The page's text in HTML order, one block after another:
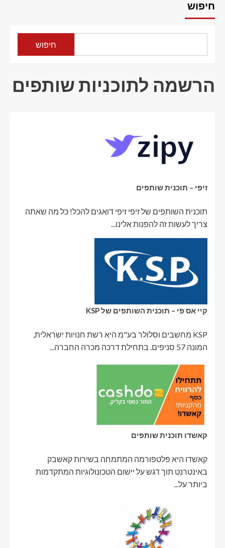
חיפוש
חיפוש
הרשמה לתוכניות שותפים
זיפי – תוכנית שותפים
תוכנית השותפים של זיפי זיפי דואגים להכל! כל מה שאתה
צריך לעשות זה להפנות אלינו...
קיי אס פי – תוכנית השותפים של KSP
KSP מחשבים וסלולר בע"מ היא רשת חנויות ישראלית,
המונה 57 סניפים. בתחילת דרכה מכרה החברה...
קאשדו תוכנית שותפים
קאשדו היא פלטפורמה המתמחה בשירות קאשבק
באינטרנט תוך דגש על יישום הטכונולוגיות המתקדמות
ביותר על...